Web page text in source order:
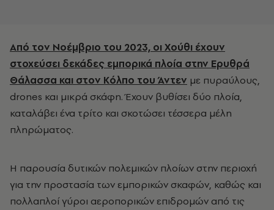
Από τον Νοέμβριο του 2023, οι Χούθι έχουν
στοχεύσει δεκάδες εμπορικά πλοία στην Ερυθρά
Θάλασσα και στον Κόλπο του Άντεν με πυραύλους,
drones και μικρά σκάφη. Έχουν βυθίσει δύο πλοία,
καταλάβει ένα τρίτο και σκοτώσει τέσσερα μέλη
πληρώματος.
Η παρουσία δυτικών πολεμικών πλοίων στην περιοχή
για την προστασία των εμπορικών σκαφών, καθώς και
πολλαπλοί γύροι αεροπορικών επιδρομών από τις